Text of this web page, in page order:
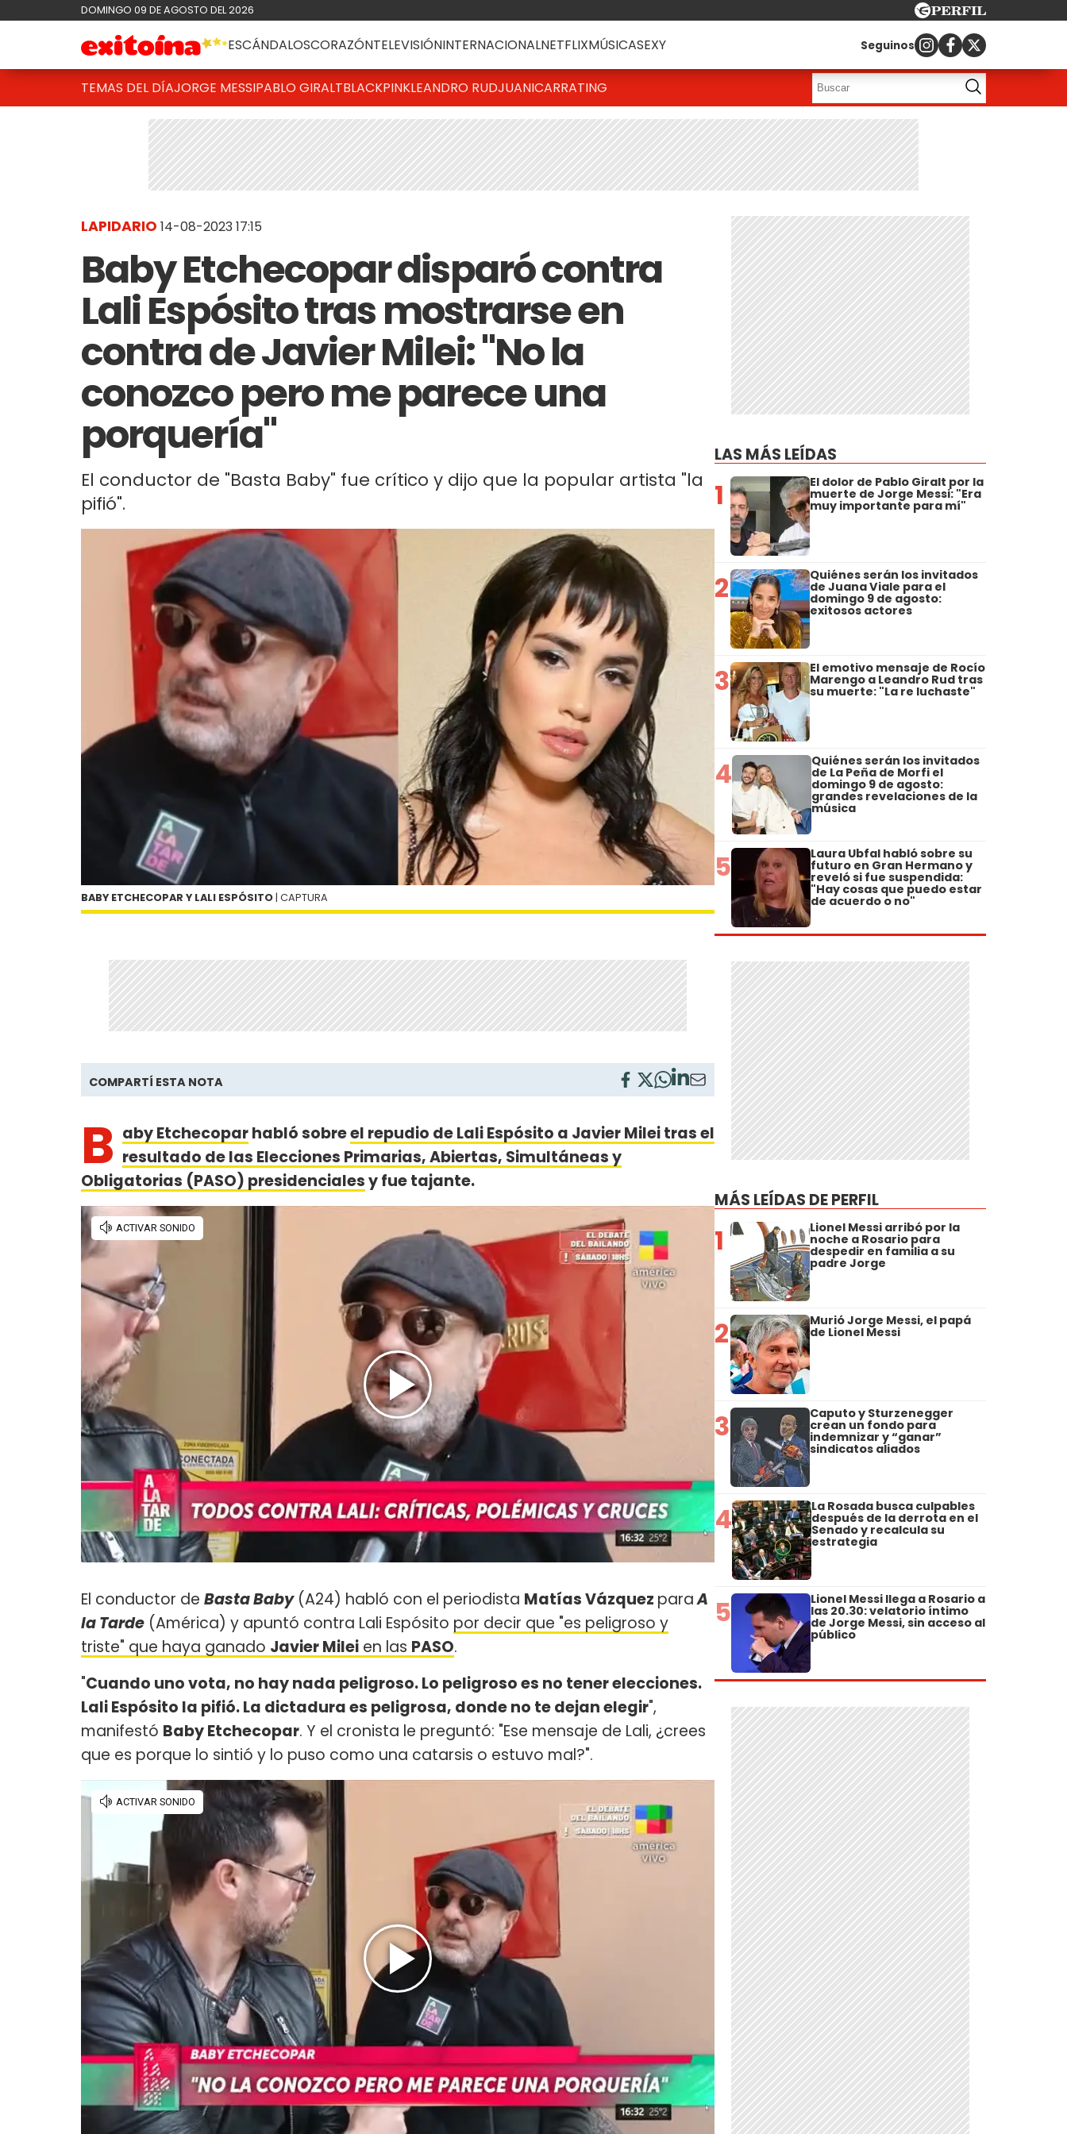
DOMINGO 09 DE AGOSTO DEL 2026
ESCÁNDALOSCORAZÓNTELEVISIÓNINTERNACIONALNETFLIXMÚSICASEXY Seguinos
TEMAS DEL DÍAJORGE MESSIPABLO GIRALTBLACKPINKLEANDRO RUDJUANICARRATING
LAPIDARIO 14-08-2023 17:15
Baby Etchecopar disparó contra
Lali Espósito tras mostrarse en
contra de Javier Milei: "No la
conozco pero me parece una
porquería"
El conductor de "Basta Baby" fue crítico y dijo que la popular artista "la
pifió".
BABY ETCHECOPAR Y LALI ESPÓSITO | CAPTURA
COMPARTÍ ESTA NOTA
B aby Etchecoparhabló sobreel repudio de Lali Espósito a Javier Milei tras el
resultado de las Elecciones Primarias, Abiertas, Simultáneas y
Obligatorias (PASO) presidencialesy fue tajante.
El conductor de Basta Baby(A24) habló con el periodista Matías Vázquez paraA
la Tarde (América) y apuntó contra Lali Espósito por decir que "es peligroso y
triste" que haya ganado Javier Milei en las PASO.
"Cuando uno vota, no hay nada peligroso. Lo peligroso es no tener elecciones.
Lali Espósito la pifió. La dictadura es peligrosa, donde no te dejan elegir",
manifestó Baby Etchecopar. Y el cronista le preguntó: "Ese mensaje de Lali, ¿crees
que es porque lo sintió y lo puso como una catarsis o estuvo mal?".
LAS MÁS LEÍDAS
1 El dolor de Pablo Giralt por la
muerte de Jorge Messi: "Era
muy importante para mí"
2 Quiénes serán los invitados
de Juana Viale para el
domingo 9 de agosto:
exitosos actores
3 El emotivo mensaje de Rocío
Marengo a Leandro Rud tras
su muerte: "La re luchaste"
4 Quiénes serán los invitados
de La Peña de Morfi el
domingo 9 de agosto:
grandes revelaciones de la
música
5 Laura Ubfal habló sobre su
futuro en Gran Hermano y
reveló si fue suspendida:
"Hay cosas que puedo estar
de acuerdo o no"
MÁS LEÍDAS DE PERFIL
1 Lionel Messi arribó por la
noche a Rosario para
despedir en familia a su
padre Jorge
2 Murió Jorge Messi, el papá
de Lionel Messi
3 Caputo y Sturzenegger
crean un fondo para
indemnizar y “ganar”
sindicatos aliados
4 La Rosada busca culpables
después de la derrota en el
Senado y recalcula su
estrategia
5 Lionel Messi llega a Rosario a
las 20.30: velatorio íntimo
de Jorge Messi, sin acceso al
público